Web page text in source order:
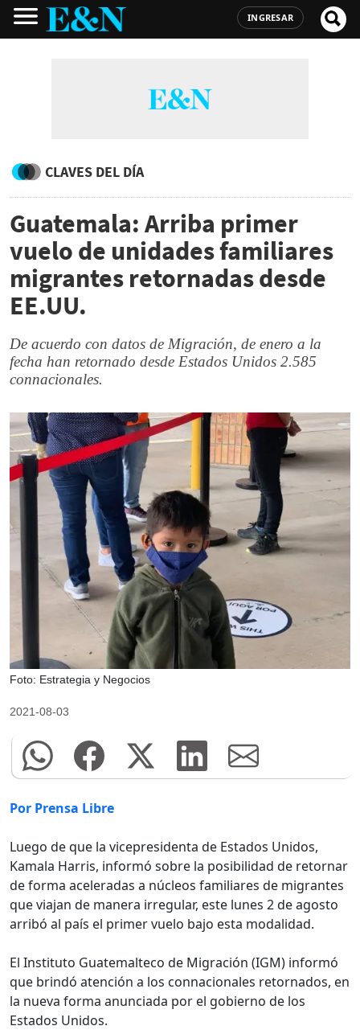
INGRESAR
CLAVES DEL DÍA
Guatemala: Arriba primer
vuelo de unidades familiares
migrantes retornadas desde
EE.UU.
De acuerdo con datos de Migración, de enero a la
fecha han retornado desde Estados Unidos 2.585
connacionales.
Foto: Estrategia y Negocios
2021-08-03
Por Prensa Libre
Luego de que la vicepresidenta de Estados Unidos,
Kamala Harris, informó sobre la posibilidad de retornar
de forma aceleradas a núcleos familiares de migrantes
que viajan de manera irregular, este lunes 2 de agosto
arribó al país el primer vuelo bajo esta modalidad.
El Instituto Guatemalteco de Migración (IGM) informó
que brindó atención a los connacionales retornados, en
la nueva forma anunciada por el gobierno de los
Estados Unidos.